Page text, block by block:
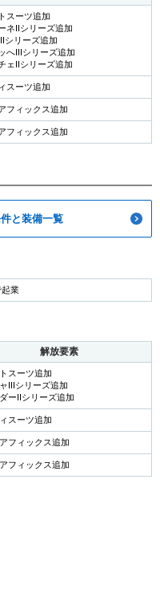
スーツ追加
ネIIシリーズ追加
シリーズ追加
へIIIシリーズ追加
ェIIシリーズ追加
スーツ追加
フィックス追加
フィックス追加
と装備一覧
起業
解放要素
スーツ追加
IIIシリーズ追加
ーIIシリーズ追加
スーツ追加
フィックス追加
フィックス追加